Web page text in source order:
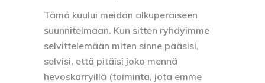
Tämä kuului meidän alkuperäiseen
suunnitelmaan. Kun sitten ryhdyimme
selvittelemään miten sinne pääsisi,
selvisi, että pitäisi joko mennä
hevoskärryillä (toiminta, jota emme